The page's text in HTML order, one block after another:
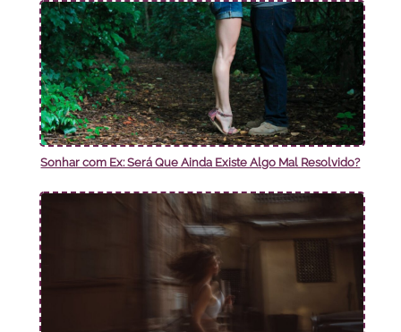
Sonhar com Ex: Será Que Ainda Existe Algo Mal Resolvido?